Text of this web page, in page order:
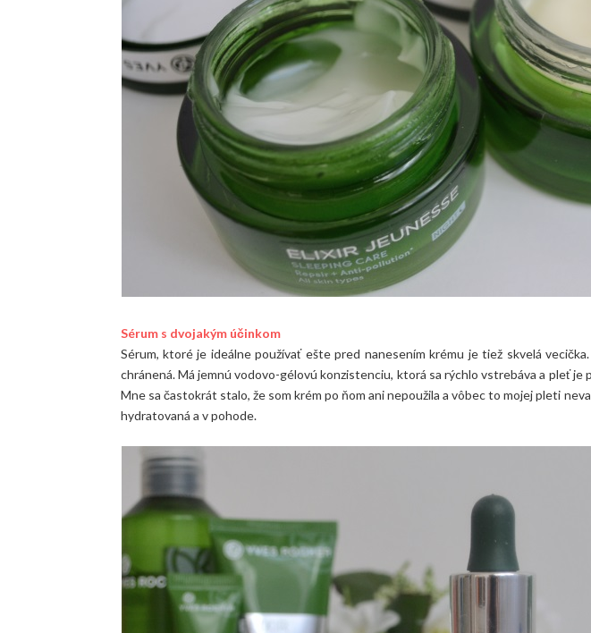
Sérum s dvojakým účinkom
Sérum, ktoré je ideálne používať ešte pred nanesením krému je tiež skvelá
chránená. Má jemnú vodovo-gélovú konzistenciu, ktorá sa rýchlo vstrebáva a pleť je
Mne sa častokrát stalo, že som krém po ňom ani nepoužila a vôbec to mojej pleti
hydratovaná a v pohode.